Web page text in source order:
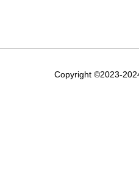
Copyright ©2023-